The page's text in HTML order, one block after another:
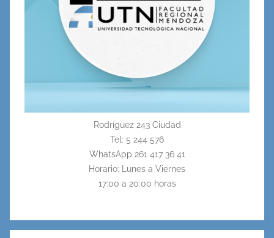
Rodríguez 243 Ciudad
Tel: 5 244 576
WhatsApp 261 417 36 41
Horario: Lunes a Viernes
17:00 a 20:00 horas